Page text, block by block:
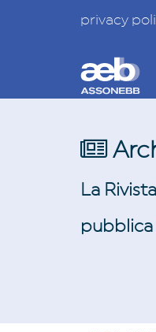
privacy
La
pubblica